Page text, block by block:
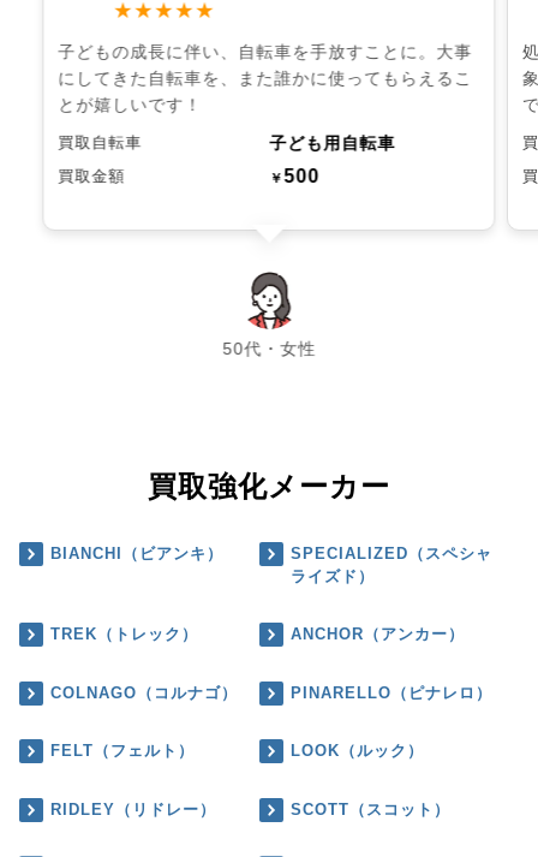
★★★★★
子どもの成長に伴い、自転車を手放すことに。大事
にしてきた自転車を、また誰かに使ってもらえるこ
とが嬉しいです！
買取自転車 子ども用自転車
買取金額 ￥500
50代・女性
chevron_left chevron_right
買取強化メーカー
BIANCHI（ビアンキ）
SPECIALIZED（スペシャ
ライズド）
TREK（トレック） ANCHOR（アンカー）
COLNAGO（コルナゴ） PINARELLO（ピナレロ）
FELT（フェルト） LOOK（ルック）
RIDLEY（リドレー） SCOTT（スコット）